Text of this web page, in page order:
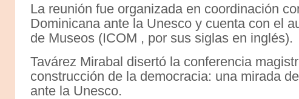
La reunión fue organizada en coordinación
Dominicana ante la Unesco y cuenta con el
de Museos (ICOM , por sus siglas en inglés).
Tavárez Mirabal disertó la conferencia
construcción de la democracia: una mirada
ante la Unesco.